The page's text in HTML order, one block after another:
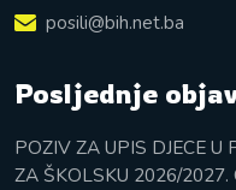
posili@bih.net.ba
Posljednje
POZIV ZA UPIS DJECE
ZA ŠKOLSKU 2026/2027.